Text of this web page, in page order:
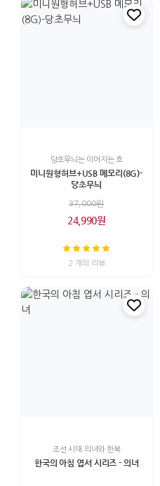
당초무늬는 이어지는 흐
미니원형허브+USB 메모리(8G)-
당초무늬
37,000원
24,990원
2 개의 리뷰
조선 시대 의녀와 한복
한국의 아침 엽서 시리즈 - 의녀